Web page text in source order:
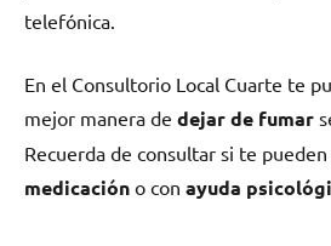
telefónica.
En el Consultorio Local Cuarte te
mejor manera dе dejar dе fumar
Recuerda dе consultar ѕi te pueden
medicación ο сοn ayuda